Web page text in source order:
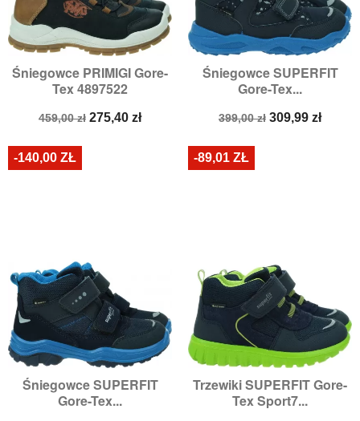
Śniegowce PRIMIGI Gore-
Tex 4897522
Cena
459,00 zł Cena
275,40 zł
Śniegowce SUPERFIT
Gore-Tex...
Cena
399,00 zł Cena
309,99 zł
Śniegowce SUPERFIT
Gore-Tex...
-140,00 ZŁ
Trzewiki SUPERFIT Gore-
Tex Sport7...
-89,01 ZŁ